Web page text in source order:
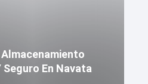
Almacenamiento
Seguro En Navata